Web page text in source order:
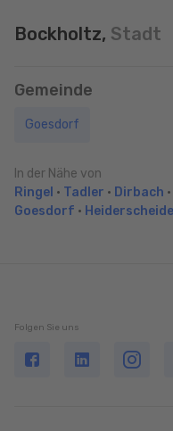
Bockholtz, Stadt
Gemeinde
Goesdorf
In der Nähe von
Ringel • Tadler • Dirbach •
Goesdorf •
Folgen Sie uns